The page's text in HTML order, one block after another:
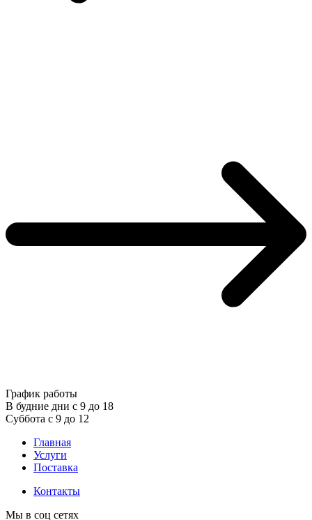
График работы
В будние дни с 9 до 18
Суббота с 9 до 12
Главная
Услуги
Поставка
Контакты
Мы в соц сетях